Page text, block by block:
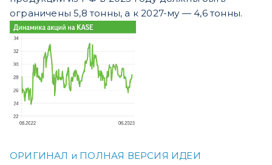
ограничены 5,8 тонны, а к 2027-му — 4,6 тонны.
ОРИГИНАЛ и ПОЛНАЯ ВЕРСИЯ ИДЕИ